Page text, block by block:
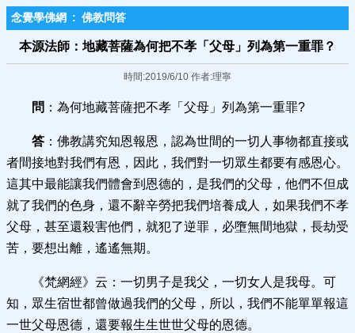
念覺學佛網 : 佛教問答
本源法師：地藏菩薩為何把不孝「父母」列為第一重罪？
時間:2019/6/10 作者:理寧
問 ：為何地藏菩薩把不孝「父母」列為第一重罪?
答 ：佛教講究知恩報恩，認為世間的一切人事物都直接或
者間接地對我們有恩，因此，我們對一切眾生都要有感恩心。
這其中最能讓我們體會到恩德的，是我們的父母，他們不但成
就了我們的色身，還不辭辛勞把我們培養成人，如果我們不孝
父母，甚至還殺害他們，就犯了逆罪，必墮無間地獄，長劫受
苦，要想出離，遙遙無期。
《梵網經》云：一切男子是我父，一切女人是我母。可
知，眾生宿世都曾做過我們的父母，所以，我們不能單單報這
一世父母恩德，還要報生生世世父母的恩德。